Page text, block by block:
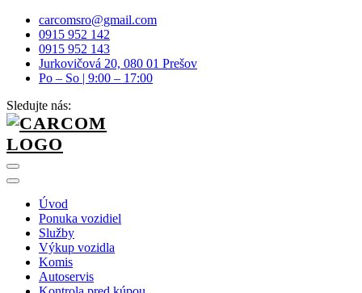
carcomsro@gmail.com
0915 952 142
0915 952 143
Jurkovičová 20, 080 01 Prešov
Po – So | 9:00 – 17:00
Sledujte nás:
Úvod
Ponuka vozidiel
Služby
Výkup vozidla
Komis
Autoservis